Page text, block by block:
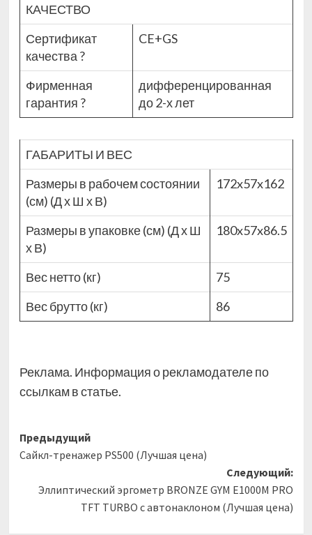
КАЧЕСТВО
Сертификат
качества ?
CE+GS
Фирменная
гарантия ?
дифференцированная
до 2-х лет
ГАБАРИТЫ И ВЕС
Размеры в рабочем состоянии
(см) (Д х Ш х В)
172x57x162
Размеры в упаковке (см) (Д х Ш
х В)
180x57x86.5
Вес нетто (кг)
75
Вес брутто (кг)
86
Реклама. Информация о рекламодателе по
ссылкам в статье.
Навигация
записи
Предыдущий
Cайкл-тренажер PS500 (Лучшая цена)
Следующий:
Эллиптический эргометр BRONZE GYM E1000M PRO
TFT TURBO с автонаклоном (Лучшая цена)